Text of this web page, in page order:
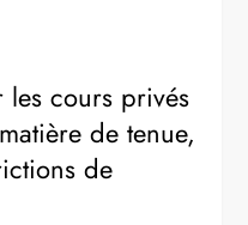
les cours privés
de tenue,
de